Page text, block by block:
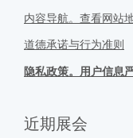
内容导航。查看网站地
道德承诺与行为准则
隐私政策。用户信息
近期展会